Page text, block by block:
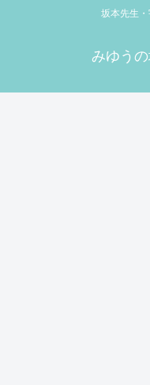
坂本先生
みゆう